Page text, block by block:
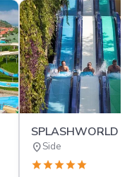
SPLASHWORLD
location_onSide
starstarstarstarstar